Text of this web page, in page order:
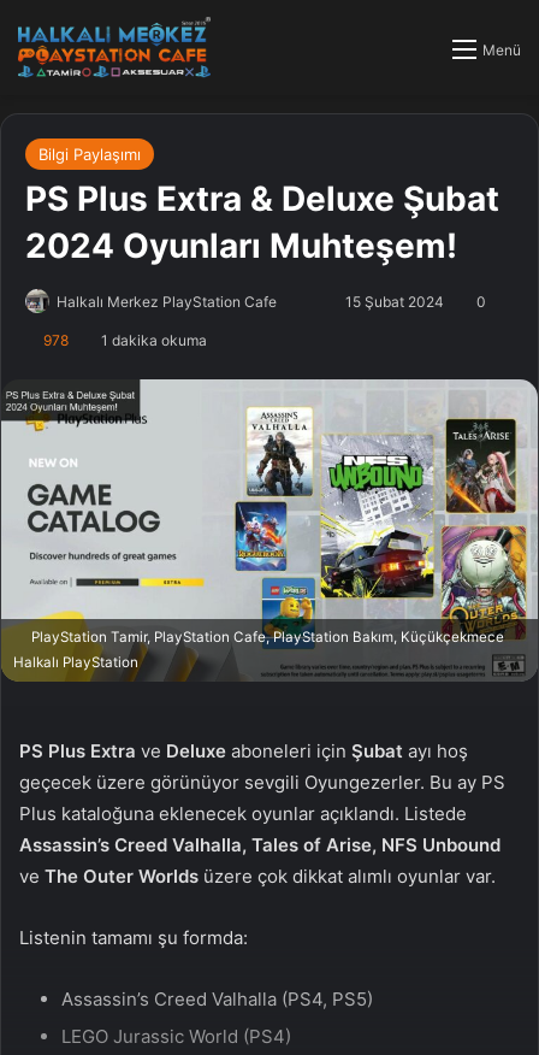
Menü
Bilgi Paylaşımı
PS Plus Extra & Deluxe Şubat
2024 Oyunları Muhteşem!
Halkalı Merkez PlayStation Cafe
o
w
o
p
s
g
ö
n
d
e
k
15 Şubat 2024 0
978 1 dakika okuma
PlayStation Tamir, PlayStation Cafe, PlayStation Bakım, Küçükçekmece
Halkalı PlayStation
PS Plus Extra ve Deluxe aboneleri için Şubat ayı hoş
geçecek üzere görünüyor sevgili Oyungezerler. Bu ay PS
Plus kataloğuna eklenecek oyunlar açıklandı. Listede
Assassin’s Creed Valhalla, Tales of Arise, NFS Unbound
ve The Outer Worlds üzere çok dikkat alımlı oyunlar var.
Listenin tamamı şu formda:
Assassin’s Creed Valhalla (PS4, PS5)
LEGO Jurassic World (PS4)